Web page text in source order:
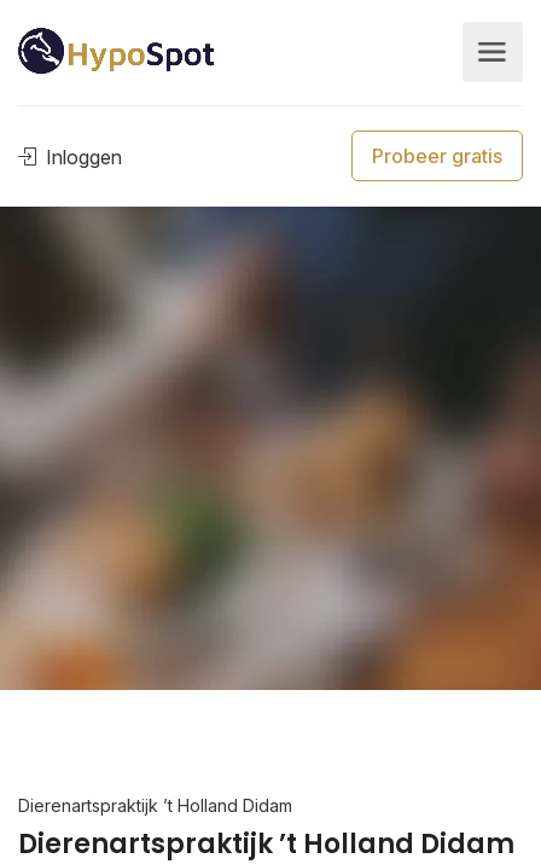
Inloggen Probeer gratis
Dierenartspraktijk ’t Holland Didam
Dierenartspraktijk ’t Holland Didam